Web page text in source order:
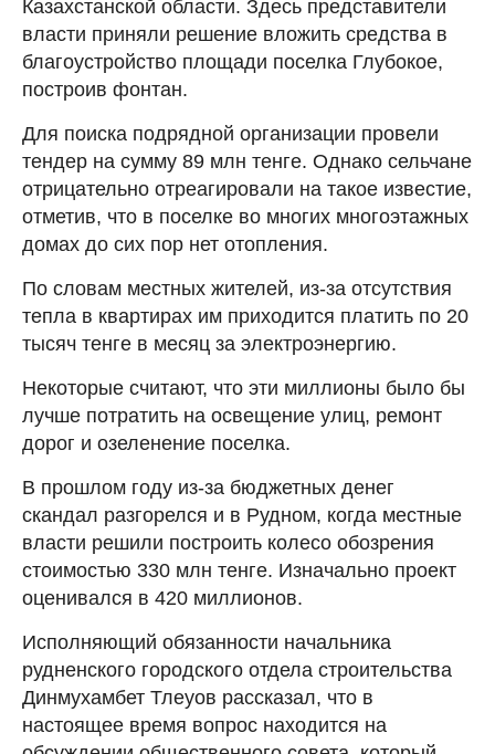
Казахстанской области. Здесь представители
власти приняли решение вложить средства в
благоустройство площади поселка Глубокое,
построив фонтан.
Для поиска подрядной организации провели
тендер на сумму 89 млн тенге. Однако сельчане
отрицательно отреагировали на такое известие,
отметив, что в поселке во многих многоэтажных
домах до сих пор нет отопления.
По словам местных жителей, из-за отсутствия
тепла в квартирах им приходится платить по 20
тысяч тенге в месяц за электроэнергию.
Некоторые считают, что эти миллионы было бы
лучше потратить на освещение улиц, ремонт
дорог и озеленение поселка.
В прошлом году из-за бюджетных денег
скандал разгорелся и в Рудном, когда местные
власти решили построить колесо обозрения
стоимостью 330 млн тенге. Изначально проект
оценивался в 420 миллионов.
Исполняющий обязанности начальника
рудненского городского отдела строительства
Динмухамбет Тлеуов рассказал, что в
настоящее время вопрос находится на